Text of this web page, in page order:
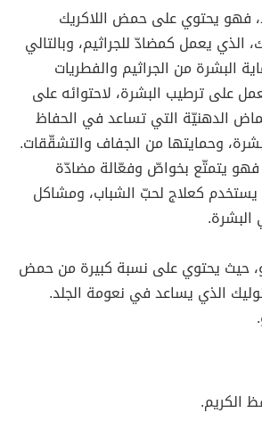
فهو يحتوي على حمض اللاكريك
الذي يعمل كمضادّ للجراثيم، وبالتالي
البشرة من الجراثيم والفطريات
على ترطيب البشرة، لاحتوائه على
الدهنيّة التي تساعد في الحفاظ
وحمايتها من الجفاف والتشقّقات.
فهو يتمتّع بخواصّ وفعّالة مضادّة
يستخدم كعلاج لحبّ الشباب، ومشاكل
حيث يحتوي على نسبة كبيرة من حمض
الذي يساعد في نعومة الجلد.
الكريم.